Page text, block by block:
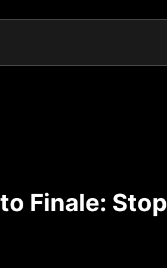
Finale: Stop